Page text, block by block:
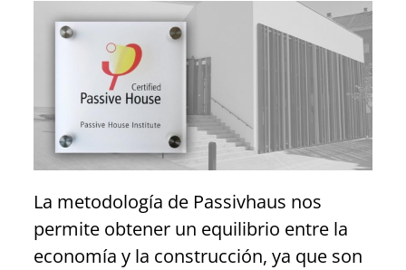
La metodología de Passivhaus nos
permite obtener un equilibrio entre la
economía y la construcción, ya que son